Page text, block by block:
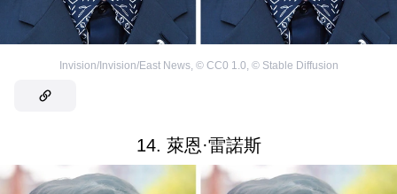
Invision/Invision/East News, © CC0 1.0, © Stable Diffusion
14. 萊恩·雷諾斯